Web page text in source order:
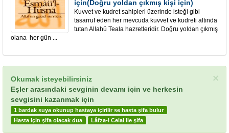
için(Doğru yoldan çıkmış kişi için)
Kuvvet ve kudret sahipleri üzerinde isteği gibi
tasarruf eden her mevcuda kuvvet ve kudreti altında
tutan Allahü Teala hazretleridir. Doğru yoldan çıkmış
olana her gün ...
×
Okumak isteyebilirsiniz
Eşler arasındaki sevginin devamı için ve herkesin
sevgisini kazanmak için
1 bardak suya okunup hastaya içirilir se hasta şifa bulur
Hasta için şifa olacak dua
Lâfza-i Celal ile şifa